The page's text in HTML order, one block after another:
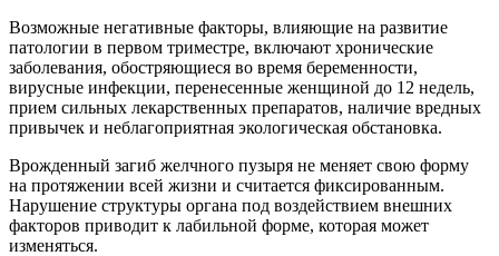
Возможные негативные факторы, влияющие на развитие
патологии в первом триместре, включают хронические
заболевания, обостряющиеся во время беременности,
вирусные инфекции, перенесенные женщиной до 12 недель,
прием сильных лекарственных препаратов, наличие вредных
привычек и неблагоприятная экологическая обстановка.
Врожденный загиб желчного пузыря не меняет свою форму
на протяжении всей жизни и считается фиксированным.
Нарушение структуры органа под воздействием внешних
факторов приводит к лабильной форме, которая может
изменяться.